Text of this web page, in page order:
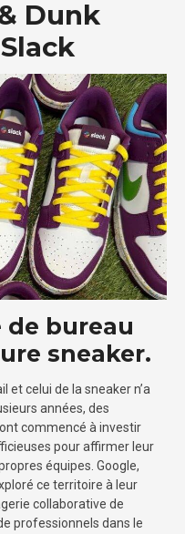
Dunk
bureau
sneaker.
et celui de la sneaker n’a
années, des
commencé à investir
pour affirmer leur
équipes. Google,
ce territoire à leur
collaborative de
professionnels dans le